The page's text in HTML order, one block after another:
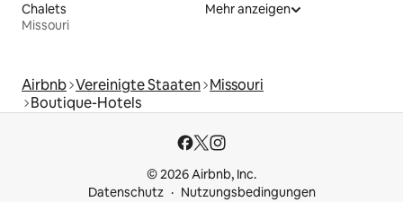
Chalets
Missouri
Mehr anzeigen
Airbnb Vereinigte Staaten Missouri
Boutique-Hotels
© 2026 Airbnb, Inc.
Datenschutz
Nutzungsbedingungen